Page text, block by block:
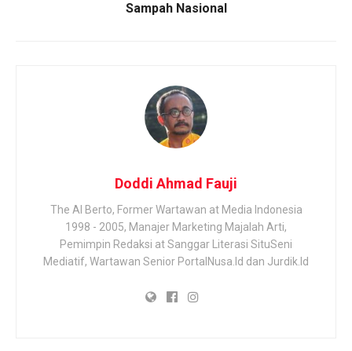
Sampah Nasional
Doddi Ahmad Fauji
The Al Berto, Former Wartawan at Media Indonesia
1998 - 2005, Manajer Marketing Majalah Arti,
Pemimpin Redaksi at Sanggar Literasi SituSeni
Mediatif, Wartawan Senior PortalNusa.Id dan Jurdik.Id